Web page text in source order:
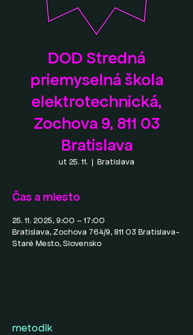
DOD Stredná
priemyselná škola
elektrotechnická,
Zochova 9, 811 03
Bratislava
ut 25. 11.
  |
Bratislava
Čas a miesto
25. 11. 2025, 9:00 – 17:00
Bratislava, Zochova 764/9, 811 03 Bratislava-
Staré Mesto, Slovensko
metodik